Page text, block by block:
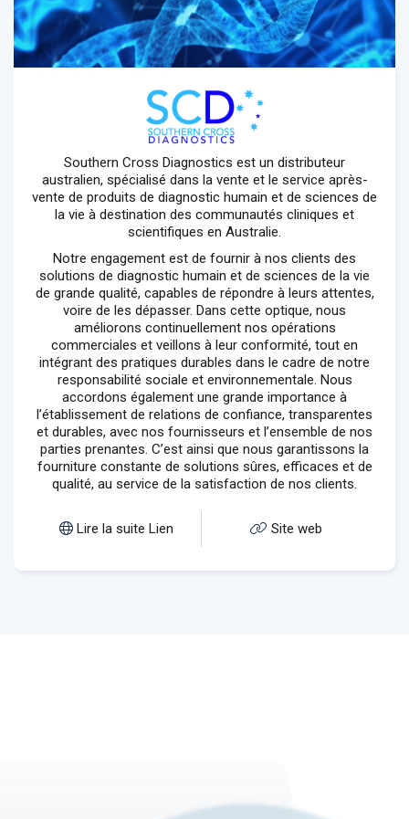
Southern Cross Diagnostics est un distributeur
australien, spécialisé dans la vente et le service après-
vente de produits de diagnostic humain et de sciences de
la vie à destination des communautés cliniques et
scientifiques en Australie.
Notre engagement est de fournir à nos clients des
solutions de diagnostic humain et de sciences de la vie
de grande qualité, capables de répondre à leurs attentes,
voire de les dépasser. Dans cette optique, nous
améliorons continuellement nos opérations
commerciales et veillons à leur conformité, tout en
intégrant des pratiques durables dans le cadre de notre
responsabilité sociale et environnementale. Nous
accordons également une grande importance à
l’établissement de relations de confiance, transparentes
et durables, avec nos fournisseurs et l’ensemble de nos
parties prenantes. C’est ainsi que nous garantissons la
fourniture constante de solutions sûres, efficaces et de
qualité, au service de la satisfaction de nos clients.
Lire la suite Lien Site web